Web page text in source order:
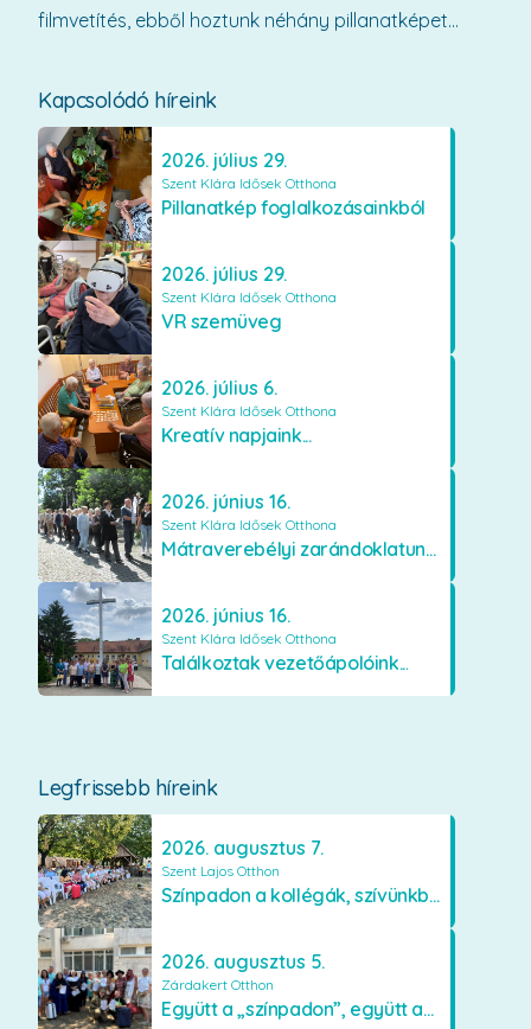
Kapcsolódó híreink
2026. július 29.
Szent Klára Idősek Otthona
Pillanatkép foglalkozásainkból
2026. július 29.
Szent Klára Idősek Otthona
VR szemüveg
2026. július 6.
Szent Klára Idősek Otthona
Kreatív napjaink...
2026. június 16.
Szent Klára Idősek Otthona
Mátraverebélyi zarándoklatunk...
2026. június 16.
Szent Klára Idősek Otthona
Találkoztak vezetőápolóink...
Legfrissebb híreink
2026. augusztus 7.
Szent Lajos Otthon
Színpadon a kollégák, szívünkben a lakók
2026. augusztus 5.
Zárdakert Otthon
Együtt a „színpadon”, együtt az élményekért 🎭✨
filmvetítés, ebből hoztunk néhány pillanatképet...